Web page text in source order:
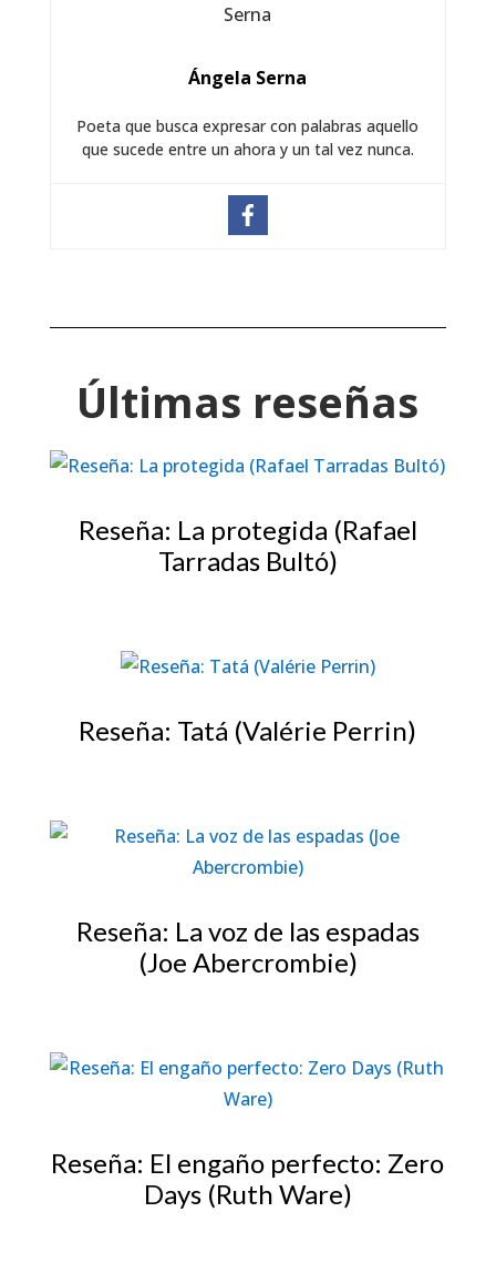
Ángela Serna
Poeta que busca expresar con palabras aquello
que sucede entre un ahora y un tal vez nunca.
Últimas reseñas
Reseña: La protegida (Rafael
Tarradas Bultó)
Reseña: Tatá (Valérie Perrin)
Reseña: La voz de las espadas
(Joe Abercrombie)
Reseña: El engaño perfecto: Zero
Days (Ruth Ware)